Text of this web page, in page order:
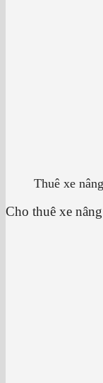
Thuê xe
Cho thuê xe